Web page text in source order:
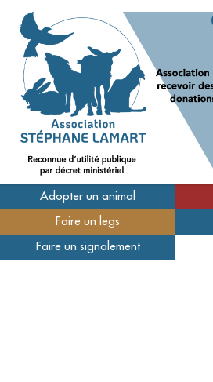
Qui sommes-nous
Nos refuges
Adopter un animal
Faire un legs
Faire un signalement